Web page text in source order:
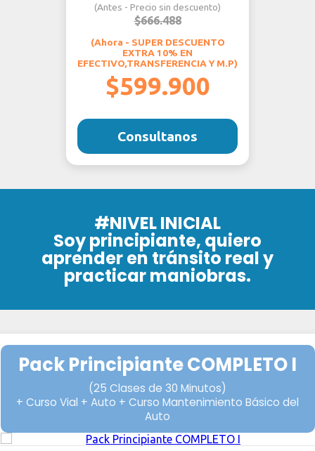
(Antes - Precio sin descuento)
$666.488
(Ahora - SUPER DESCUENTO
EXTRA 10% EN
EFECTIVO,TRANSFERENCIA Y M.P)
$599.900
Consultanos
#NIVEL INICIAL
Soy principiante, quiero
aprender en tránsito real y
practicar maniobras.
Pack Principiante COMPLETO I
(25 Clases de 30 Minutos)
+ Curso Vial + Auto + Curso Mantenimiento Básico del
Auto